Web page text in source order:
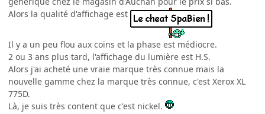
Alors la qualité d'affichage est
Il y a un peu flou aux coins et la phase est médiocre.
2 ou 3 ans plus tard, l'affichage du lumière est H.S.
Alors j'ai acheté une vraie marque très connue mais la
nouvelle gamme chez la marque très connue, c'est Xerox XL
775D.
Là, je suis très content que c'est nickel.